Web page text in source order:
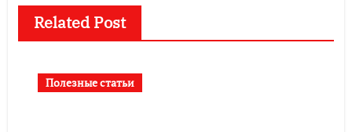
Related Post
Полезные статьи